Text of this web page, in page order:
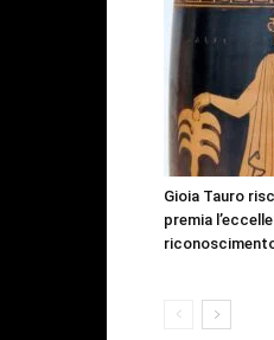
Gioia Tauro
premia